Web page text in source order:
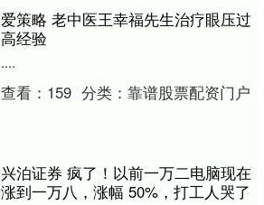
爱策略 老中医王幸福先生治疗眼压过
高经验
....
查看： 159 分类：靠谱股票配资门户
兴泊证券 疯了！以前一万二电脑现在
涨到一万八，涨幅 50%，打工人哭了